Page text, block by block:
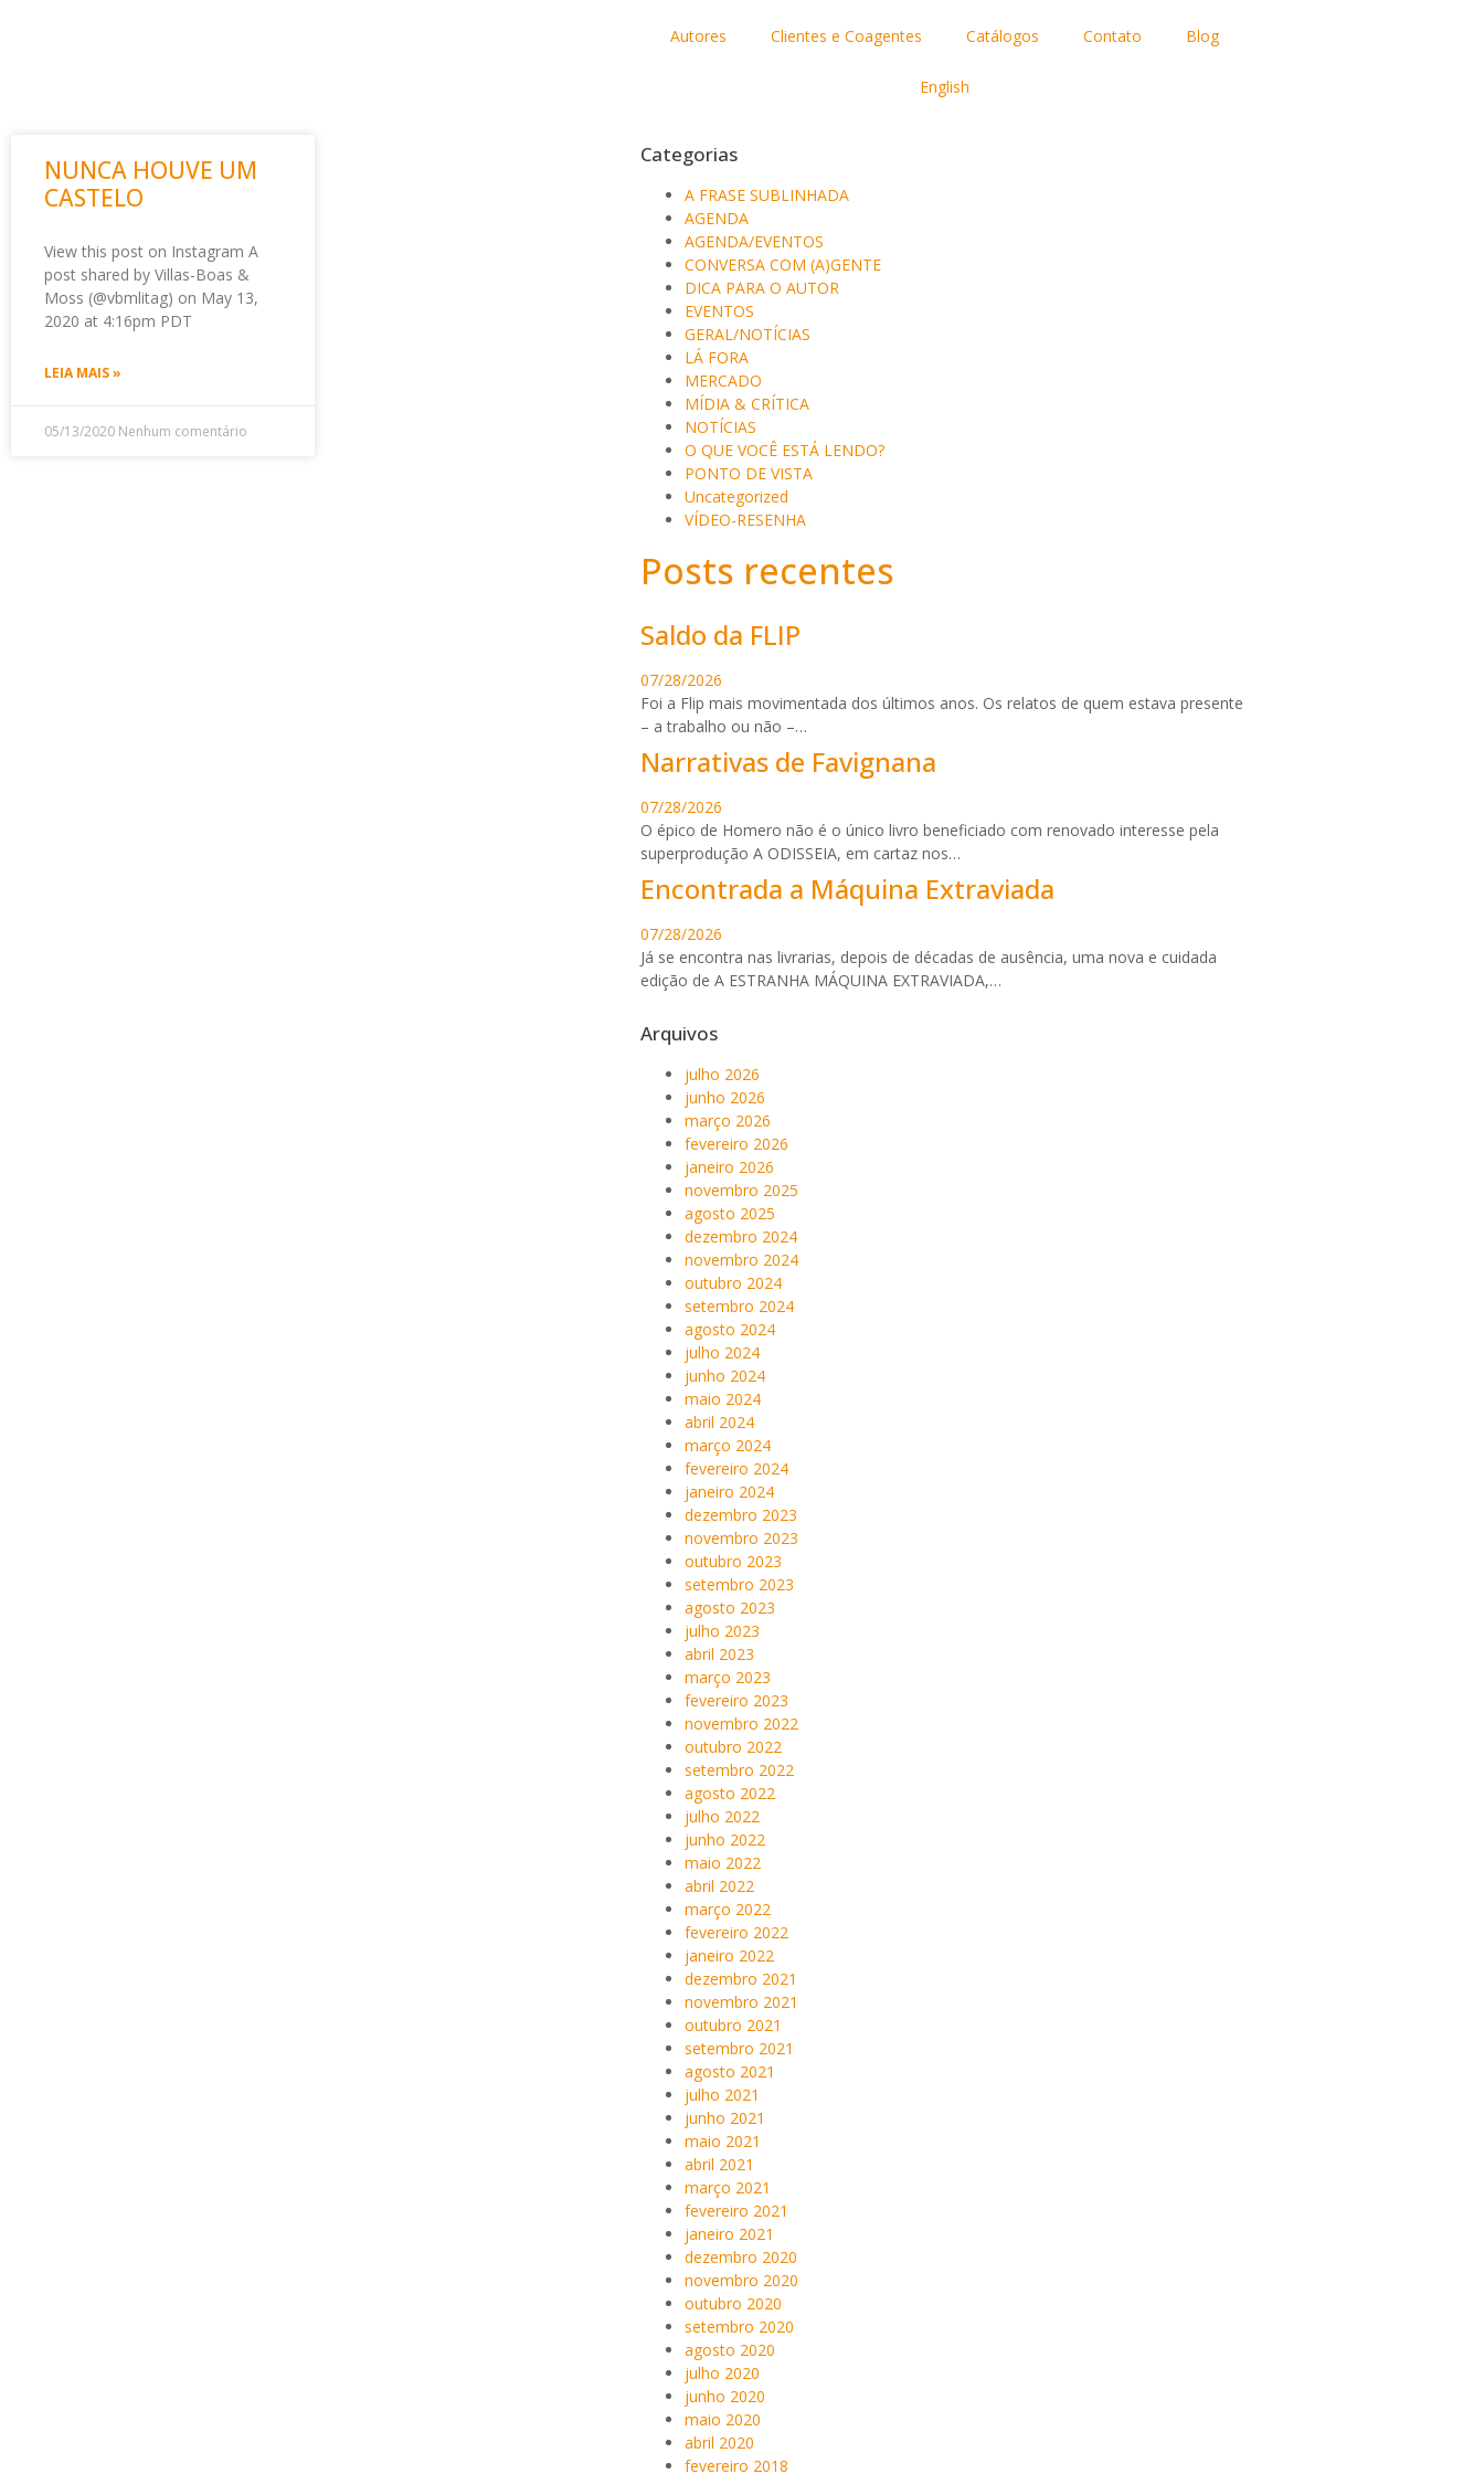
Autores Clientes e Coagentes Catálogos Contato Blog
English
NUNCA HOUVE UM
CASTELO
View this post on Instagram A
post shared by Villas-Boas &
Moss (@vbmlitag) on May 13,
2020 at 4:16pm PDT
LEIA MAIS »
05/13/2020 Nenhum comentário
Categorias
A FRASE SUBLINHADA
AGENDA
AGENDA/EVENTOS
CONVERSA COM (A)GENTE
DICA PARA O AUTOR
EVENTOS
GERAL/NOTÍCIAS
LÁ FORA
MERCADO
MÍDIA & CRÍTICA
NOTÍCIAS
O QUE VOCÊ ESTÁ LENDO?
PONTO DE VISTA
Uncategorized
VÍDEO-RESENHA
Posts recentes
Saldo da FLIP
07/28/2026
Foi a Flip mais movimentada dos últimos anos. Os relatos de quem estava presente
– a trabalho ou não –…
Narrativas de Favignana
07/28/2026
O épico de Homero não é o único livro beneficiado com renovado interesse pela
superprodução A ODISSEIA, em cartaz nos…
Encontrada a Máquina Extraviada
07/28/2026
Já se encontra nas livrarias, depois de décadas de ausência, uma nova e cuidada
edição de A ESTRANHA MÁQUINA EXTRAVIADA,…
Arquivos
julho 2026
junho 2026
março 2026
fevereiro 2026
janeiro 2026
novembro 2025
agosto 2025
dezembro 2024
novembro 2024
outubro 2024
setembro 2024
agosto 2024
julho 2024
junho 2024
maio 2024
abril 2024
março 2024
fevereiro 2024
janeiro 2024
dezembro 2023
novembro 2023
outubro 2023
setembro 2023
agosto 2023
julho 2023
abril 2023
março 2023
fevereiro 2023
novembro 2022
outubro 2022
setembro 2022
agosto 2022
julho 2022
junho 2022
maio 2022
abril 2022
março 2022
fevereiro 2022
janeiro 2022
dezembro 2021
novembro 2021
outubro 2021
setembro 2021
agosto 2021
julho 2021
junho 2021
maio 2021
abril 2021
março 2021
fevereiro 2021
janeiro 2021
dezembro 2020
novembro 2020
outubro 2020
setembro 2020
agosto 2020
julho 2020
junho 2020
maio 2020
abril 2020
fevereiro 2018